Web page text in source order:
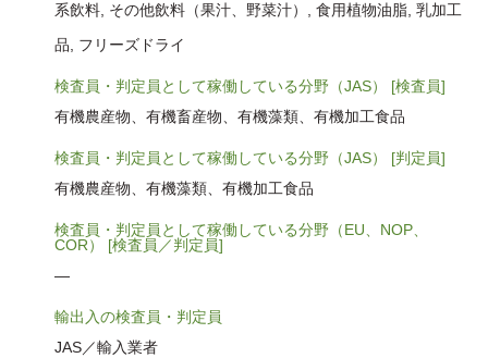
系飲料, その他飲料（果汁、野菜汁）, 食用植物油脂, 乳加工
品, フリーズドライ
検査員・判定員として稼働している分野（JAS） [検査員]
有機農産物、有機畜産物、有機藻類、有機加工食品
検査員・判定員として稼働している分野（JAS） [判定員]
有機農産物、有機藻類、有機加工食品
検査員・判定員として稼働している分野（EU、NOP、
COR） [検査員／判定員]
―
輸出入の検査員・判定員
JAS／輸入業者